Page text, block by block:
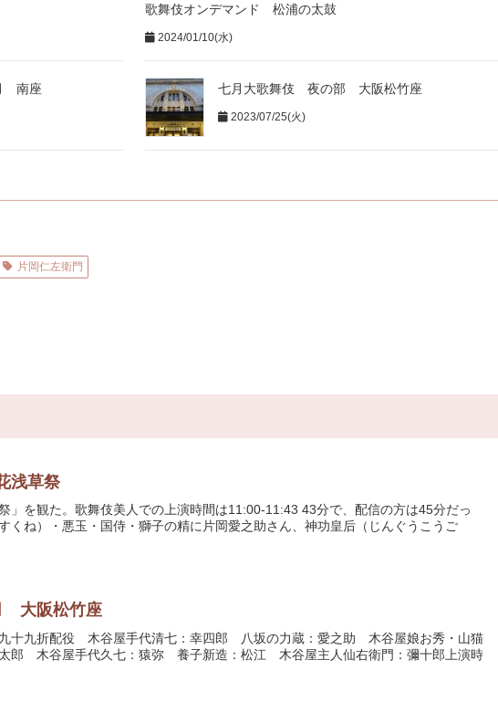
歌舞伎オンデマンド 松浦の太鼓
2024/01/10(水)
南座 七月大歌舞伎 夜の部 大阪松竹座
2023/07/25(火)
片岡仁左衛門
浅草祭
」を観た。歌舞伎美人での上演時間は11:00-11:43 43分で、配信の方は45分だっ
くね）・悪玉・国侍・獅子の精に片岡愛之助さん、神功皇后（じんぐうこうご
大阪松竹座
十九折配役 木谷屋手代清七：幸四郎 八坂の力蔵：愛之助 木谷屋娘お秀・山猫
郎 木谷屋手代久七：猿弥 養子新造：松江 木谷屋主人仙右衛門：彌十郎上演時